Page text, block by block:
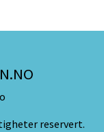
reservert.